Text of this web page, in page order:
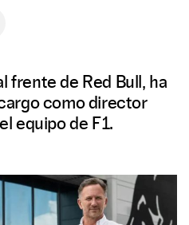
frente de Red Bull, ha
como director
equipo de F1.